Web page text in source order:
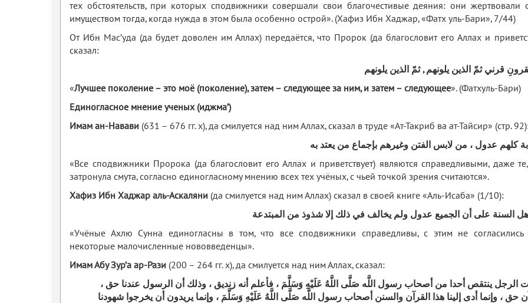
тех обстоятельств, при которых сподвижники совершали свои благочестивые деяния: они жертвовали
имуществом тогда, когда нужда в этом была особенно острой». (Хафиз Ибн Хаджар, «Фатх уль-Бари», 7/44)
От Ибн Мас’уда (да будет доволен им Аллах) передаётся, что Пророк (да благословит его Аллах и
сказал:
قرني ثمّ الذين يلونهم , ثمّ الذين يلونهم
«Лучшее поколение – это моё (поколение), затем – следующее за ним, и затем – следующее». (Фатхуль-Бари)
Единогласное мнение ученых (иджма’)
Имам ан-Навави (631 – 676 гг. х), да смилуется над ним Аллах, сказал в труде «Ат-Такриб ва ат-Тайсир» (стр.
كلهم عدول ، من لابس الفتن وغيرهم بإجماع من يعتد به
«Все сподвижники Пророка (да благословит его Аллах и приветствует) являются справедливыми, даже
затронула смута, согласно единогласному мнению всех тех учёных, с чьей точкой зрения считаются».
Хафиз Ибн Хаджар аль-Аскаляни (да смилуется над ним Аллах) сказал в своей книге «Аль-Исаба» (1/10):
السنة على أن الجميع عدول ولم يخالف في ذلك إلا شذوذ من المبتدعة
«Учёные Ахлю Сунна единогласны в том, что все сподвижники справедливы, с этим не согласились
некоторые малочисленные нововведенцы».
Имам Абу Зур’а ар-Рази (200 – 264 гг. х), да смилуется над ним Аллах, сказал:
الرجل ينتقص أحدا من أصحاب رسول اللَّه صَلَّى اللَّهُ عَلَيْهِ وَسَلَّمَ ، فأعلم أنه زنديق ، وذلك أن الرسول عندنا حق ،
حق ، وإنما أدى إلينا هذا القرآن والسنن أصحاب رسول اللَّه صَلَّى اللَّهُ عَلَيْهِ وَسَلَّمَ ، وإنما يريدون أن يخرجوا شهودنا